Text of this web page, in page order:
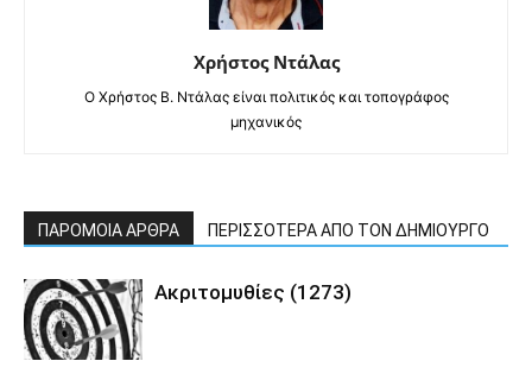
Χρήστος Ντάλας
Ο Χρήστος Β. Ντάλας είναι πολιτικός και τοπογράφος
μηχανικός
ΠΑΡΟΜΟΙΑ ΑΡΘΡΑ ΠΕΡΙΣΣΟΤΕΡΑ ΑΠΟ ΤΟΝ ΔΗΜΙΟΥΡΓΟ
Ακριτομυθίες (1273)